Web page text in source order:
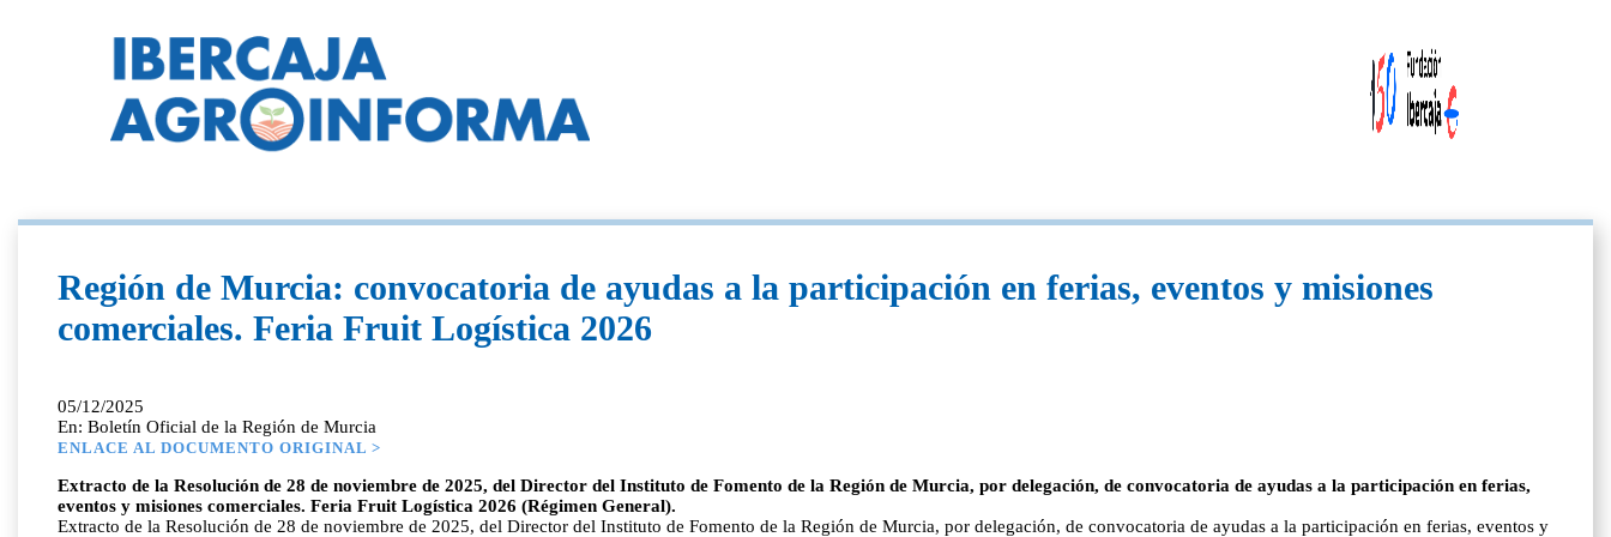
Región de Murcia: convocatoria de ayudas a la participación en ferias, eventos y misiones
comerciales. Feria Fruit Logística 2026
05/12/2025
En: Boletín Oficial de la Región de Murcia
ENLACE AL DOCUMENTO ORIGINAL >
Extracto de la Resolución de 28 de noviembre de 2025, del Director del Instituto de Fomento de la Región de Murcia, por delegación, de convocatoria de ayudas a la participación en ferias,
eventos y misiones comerciales. Feria Fruit Logística 2026 (Régimen General).
Extracto de la Resolución de 28 de noviembre de 2025, del Director del Instituto de Fomento de la Región de Murcia, por delegación, de convocatoria de ayudas a la participación en ferias, eventos y